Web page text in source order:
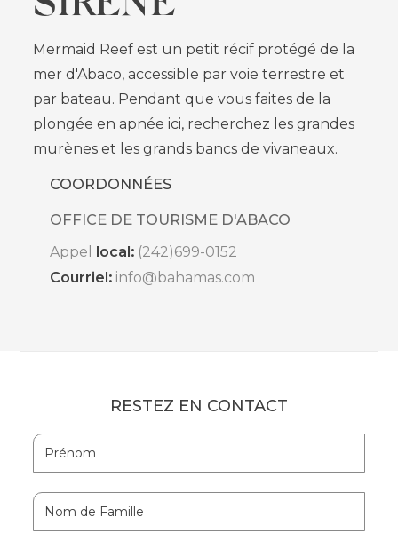
Mermaid Reef est un petit récif protégé de la
mer d'Abaco, accessible par voie terrestre et
par bateau. Pendant que vous faites de la
plongée en apnée ici, recherchez les grandes
murènes et les grands bancs de vivaneaux.
COORDONNÉES
OFFICE DE TOURISME D'ABACO
Appel local: (242)699-0152
Courriel: info@bahamas.com
RESTEZ EN CONTACT
Hidden
Field
Prénom
Nom
de
Famille